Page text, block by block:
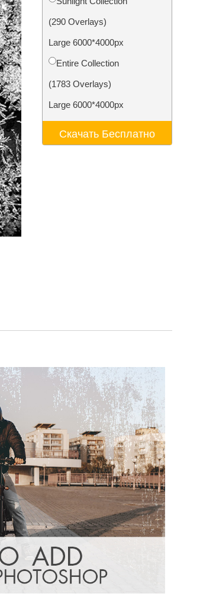
Video Editing Services
(290 Overlays)
Large 6000*4000px
Entire Collection
(1783 Overlays)
Large 6000*4000px
Скачать Бесплатно